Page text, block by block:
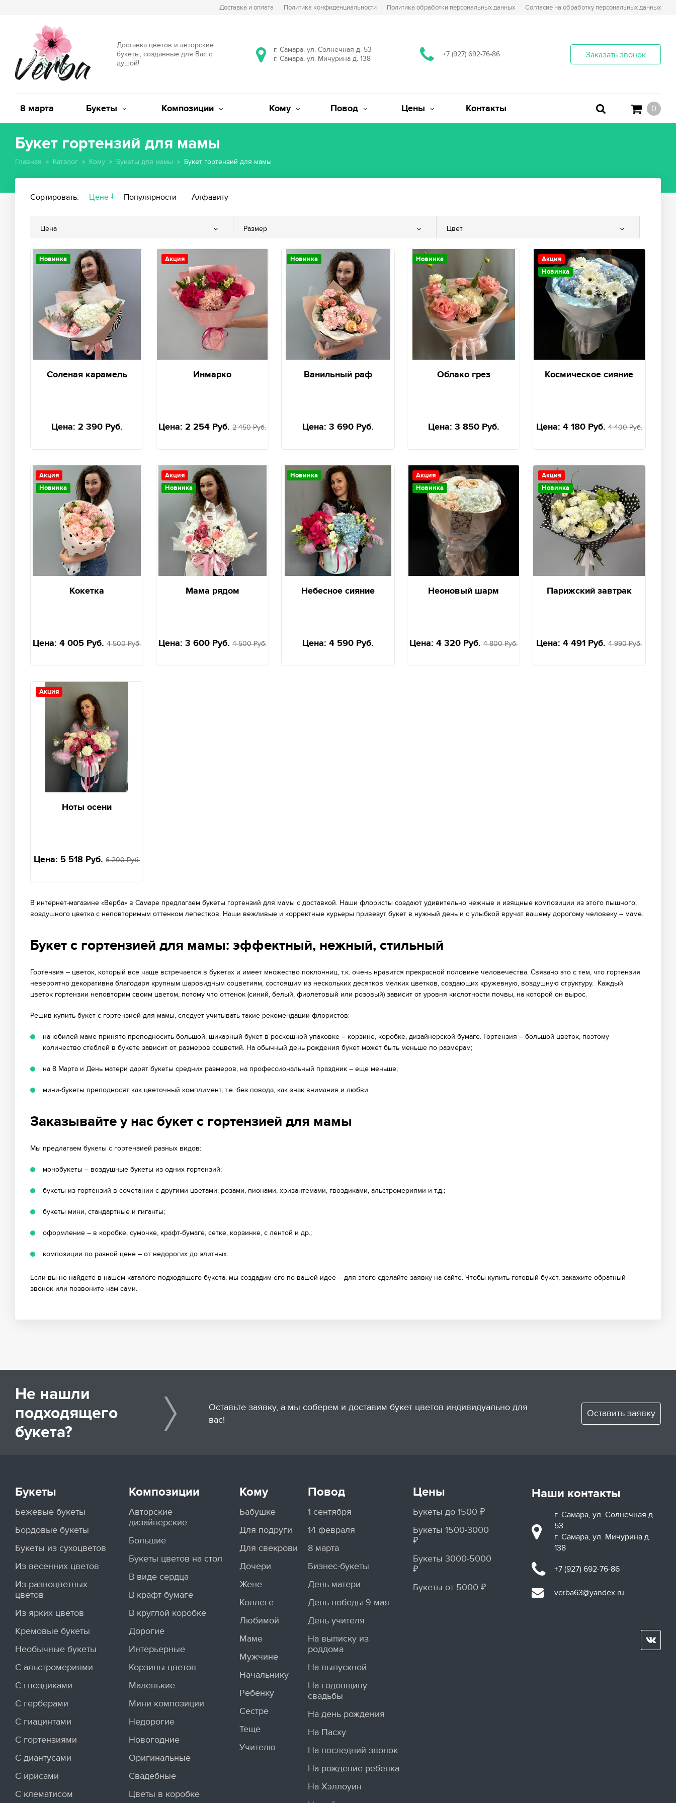
Доставка и оплата Политика конфиденциальности Политика обработки персональных данных Согласие на обработку персональных данных
Доставка цветов и авторские
букеты, созданные для Вас с
душой!
г. Самара, ул. Солнечная д. 53
г. Самара, ул. Мичурина д. 138
+7 (927) 692-76-86 Заказать звонок
8 марта Букеты Композиции Кому Повод Цены Контакты 0
Букет гортензий для мамы
Главная Каталог Кому Букеты для мамы Букет гортензий для мамы
Сортировать: Цене Популярности Алфавиту
Цена Размер Цвет
Новинка
Соленая карамель
Цена: 2 390 Руб.
Акция
Инмарко
Цена: 2 254 Руб. 2 450 Руб.
Новинка
Ванильный раф
Цена: 3 690 Руб.
Новинка
Облако грез
Цена: 3 850 Руб.
Акция
Новинка
Космическое сияние
Цена: 4 180 Руб. 4 400 Руб.
Акция
Новинка
Кокетка
Цена: 4 005 Руб. 4 500 Руб.
Акция
Новинка
Мама рядом
Цена: 3 600 Руб. 4 500 Руб.
Новинка
Небесное сияние
Цена: 4 590 Руб.
Акция
Новинка
Неоновый шарм
Цена: 4 320 Руб. 4 800 Руб.
Акция
Новинка
Парижский завтрак
Цена: 4 491 Руб. 4 990 Руб.
Акция
Ноты осени
Цена: 5 518 Руб. 6 200 Руб.
В интернет-магазине «Верба» в Самаре предлагаем букеты гортензий для мамы с доставкой. Наши флористы создают удивительно нежные и изящные композиции из этого пышного,
воздушного цветка с неповторимым оттенком лепестков. Наши вежливые и корректные курьеры привезут букет в нужный день и с улыбкой вручат вашему дорогому человеку – маме.
Букет с гортензией для мамы: эффектный, нежный, стильный
Гортензия – цветок, который все чаще встречается в букетах и имеет множество поклонниц, т.к. очень нравится прекрасной половине человечества. Связано это с тем, что гортензия
невероятно декоративна благодаря крупным шаровидным соцветиям, состоящим из нескольких десятков мелких цветков, создающих кружевную, воздушную структуру. Каждый
цветок гортензии неповторим своим цветом, потому что оттенок (синий, белый, фиолетовый или розовый) зависит от уровня кислотности почвы, на которой он вырос.
Решив купить букет с гортензией для мамы, следует учитывать такие рекомендации флористов:
на юбилей маме принято преподносить большой, шикарный букет в роскошной упаковке – корзине, коробке, дизайнерской бумаге. Гортензия – большой цветок, поэтому
количество стеблей в букете зависит от размеров соцветий. На обычный день рождения букет может быть меньше по размерам;
на 8 Марта и День матери дарят букеты средних размеров, на профессиональный праздник – еще меньше;
мини-букеты преподносят как цветочный комплимент, т.е. без повода, как знак внимания и любви.
Заказывайте у нас букет с гортензией для мамы
Мы предлагаем букеты с гортензией разных видов:
монобукеты – воздушные букеты из одних гортензий;
букеты из гортензий в сочетании с другими цветами: розами, пионами, хризантемами, гвоздиками, альстромериями и т.д.;
букеты мини, стандартные и гиганты;
оформление – в коробке, сумочке, крафт-бумаге, сетке, корзинке, с лентой и др.;
композиции по разной цене – от недорогих до элитных.
Если вы не найдете в нашем каталоге подходящего букета, мы создадим его по вашей идее – для этого сделайте заявку на сайте. Чтобы купить готовый букет, закажите обратный
звонок или позвоните нам сами.
Не нашли
подходящего
букета?
Оставьте заявку, а мы соберем и доставим букет цветов индивидуально для
вас!
Оставить заявку
Букеты
Бежевые букеты
Бордовые букеты
Букеты из сухоцветов
Из весенних цветов
Из разноцветных
цветов
Из ярких цветов
Кремовые букеты
Необычные букеты
С альстромериями
С гвоздиками
С герберами
С гиацинтами
С гортензиями
С диантусами
С ирисами
С клематисом
Композиции
Авторские
дизайнерские
Большие
Букеты цветов на стол
В виде сердца
В крафт бумаге
В круглой коробке
Дорогие
Интерьерные
Корзины цветов
Маленькие
Мини композиции
Недорогие
Новогодние
Оригинальные
Свадебные
Цветы в коробке
Кому
Бабушке
Для подруги
Для свекрови
Дочери
Жене
Коллеге
Любимой
Маме
Мужчине
Начальнику
Ребенку
Сестре
Теще
Учителю
Повод
1 сентября
14 февраля
8 марта
Бизнес-букеты
День матери
День победы 9 мая
День учителя
На выписку из
роддома
На выпускной
На годовщину
свадьбы
На день рождения
На Пасху
На последний звонок
На рождение ребенка
На Хэллоуин
Цены
Букеты до 1500 ₽
Букеты 1500-3000
₽
Букеты 3000-5000
₽
Букеты от 5000 ₽
Наши контакты
г. Самара, ул. Солнечная д.
53
г. Самара, ул. Мичурина д.
138
+7 (927) 692-76-86
verba63@yandex.ru